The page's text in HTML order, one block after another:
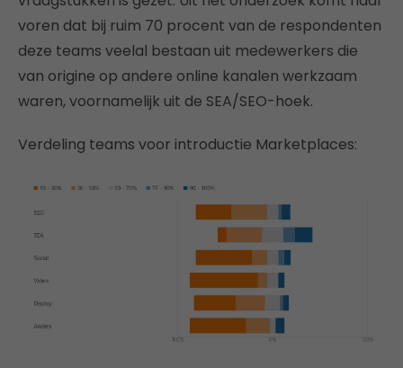
voren dat bij ruim 70 procent van de respondenten
deze teams veelal bestaan uit medewerkers die
van origine op andere online kanalen werkzaam
waren, voornamelijk uit de SEA/SEO-hoek.
Verdeling teams voor introductie Marketplaces: